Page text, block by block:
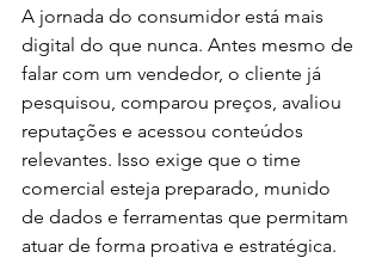
A jornada do consumidor está mais
digital do que nunca. Antes mesmo de
falar com um vendedor, o cliente já
pesquisou, comparou preços, avaliou
reputações e acessou conteúdos
relevantes. Isso exige que o time
comercial esteja preparado, munido
de dados e ferramentas que permitam
atuar de forma proativa e estratégica.